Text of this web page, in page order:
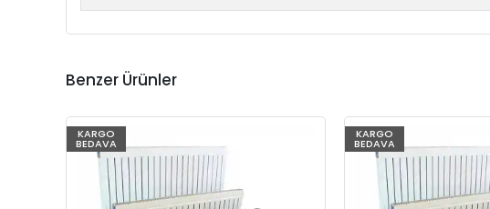
Benzer Ürünler
KARGO
BEDAVA
KARGO
BEDAVA